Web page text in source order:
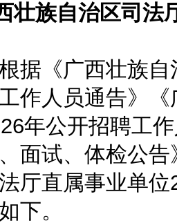
壮族自治区司法
《广西壮族自
作人员通告》
年公开招聘工
面试、体检公
厅直属事业单
下。